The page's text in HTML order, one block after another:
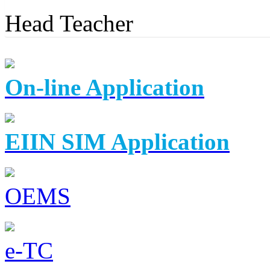
Head Teacher
On-line Application
EIIN SIM Application
OEMS
e-TC